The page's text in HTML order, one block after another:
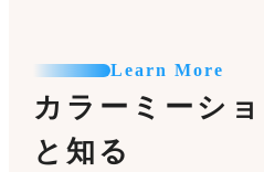
Learn More
カラーミーシ
と知る